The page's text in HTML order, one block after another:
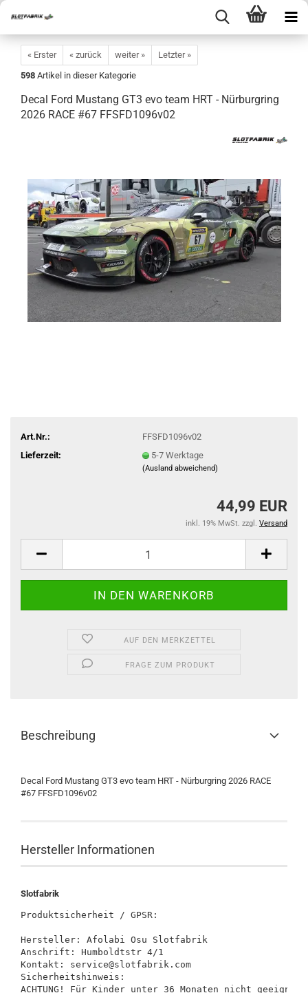
« Erster « zurück weiter »
Letzter »
598 Artikel in dieser Kategorie
Decal Ford Mustang GT3 evo team HRT - Nürburgring
2026 RACE #67 FFSFD1096v02
Art.Nr.:
FFSFD1096v02
Lieferzeit:
5-7 Werktage
(Ausland abweichend)
44,99 EUR
inkl. 19% MwSt. zzgl. Versand
AUF DEN MERKZETTEL
FRAGE ZUM PRODUKT
Beschreibung
Decal Ford Mustang GT3 evo team HRT - Nürburgring 2026 RACE
#67 FFSFD1096v02
Hersteller Informationen
Slotfabrik
Produktsicherheit / GPSR:
Hersteller: Afolabi Osu Slotfabrik
Anschrift: Humboldtstr 4/1
Kontakt: service@slotfabrik.com
Sicherheitshinweis:
ACHTUNG! Für Kinder unter 36 Monaten nicht